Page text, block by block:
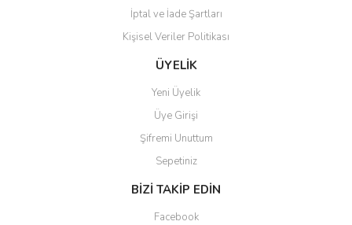
İptal ve İade Şartları
Kişisel Veriler Politikası
ÜYELİK
Yeni Üyelik
Üye Girişi
Şifremi Unuttum
Sepetiniz
BİZİ TAKİP EDİN
Facebook